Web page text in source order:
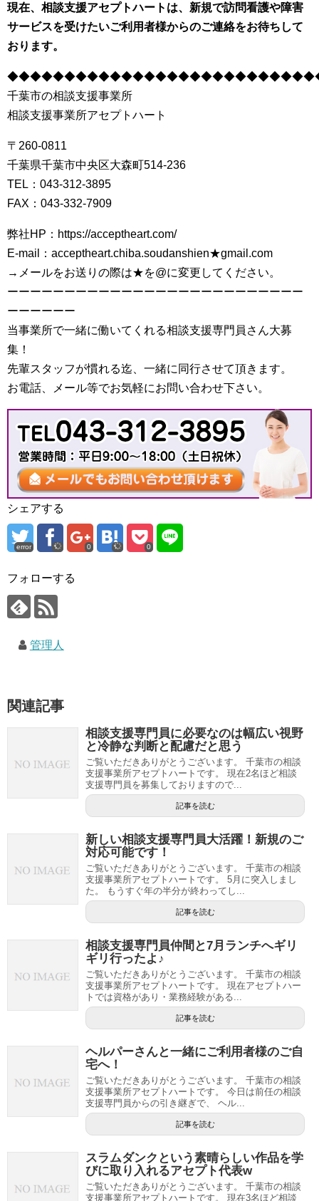
現在、相談支援アセプトハートは、新規で訪問看護や障害
サービスを受けたいご利用者様からのご連絡をお待ちして
おります。
千葉市の相談支援事業所
相談支援事業所アセプトハート
〒260-0811
千葉県千葉市中央区大森町514-236
TEL：043-312-3895
FAX：043-332-7909
弊社HP：https://acceptheart.com/
E-mail：acceptheart.chiba.soudanshien★gmail.com
→メールをお送りの際は★を@に変更してください。
ーーーーーーーーーーーーーーーーーーーーーーーーーー
ーーーーーー
当事業所で一緒に働いてくれる相談支援専門員さん大募
集！
先輩スタッフが慣れる迄、一緒に同行させて頂きます。
お電話、メール等でお気軽にお問い合わせ下さい。
シェアする
error 0 0
フォローする
管理人
関連記事
相談支援専門員に必要なのは幅広い視野
と冷静な判断と配慮だと思う
ご覧いただきありがとうございます。 千葉市の相談
支援事業所アセプトハートです。 現在2名ほど相談
支援専門員を募集しておりますので...
記事を読む
新しい相談支援専門員大活躍！新規のご
対応可能です！
ご覧いただきありがとうございます。 千葉市の相談
支援事業所アセプトハートです。 5月に突入しまし
た。 もうすぐ年の半分が終わってし...
記事を読む
相談支援専門員仲間と7月ランチへギリ
ギリ行ったよ♪
ご覧いただきありがとうございます。 千葉市の相談
支援事業所アセプトハートです。 現在アセプトハー
トでは資格があり・業務経験がある...
記事を読む
ヘルパーさんと一緒にご利用者様のご自
宅へ！
ご覧いただきありがとうございます。 千葉市の相談
支援事業所アセプトハートです。 今日は前任の相談
支援専門員からの引き継ぎで、 ヘル...
記事を読む
スラムダンクという素晴らしい作品を学
びに取り入れるアセプト代表w
ご覧いただきありがとうございます。 千葉市の相談
支援事業所アセプトハートです。 現在3名ほど相談